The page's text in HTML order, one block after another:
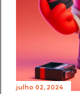
julho 02, 2024